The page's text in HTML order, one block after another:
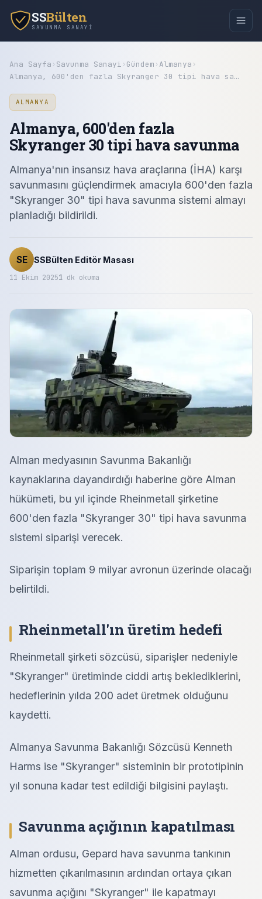
SSBülten
SAVUNMA SANAYI
Ana Sayfa› Savunma Sanayi› Gündem› Almanya›
Almanya, 600'den fazla Skyranger 30 tipi hava sa…
ALMANYA
Almanya, 600'den fazla
Skyranger 30 tipi hava savunma
Almanya'nın insansız hava araçlarına (İHA) karşı
savunmasını güçlendirmek amacıyla 600'den fazla
"Skyranger 30" tipi hava savunma sistemi almayı
planladığı bildirildi.
SE SSBülten Editör Masası
11 Ekim 20251 dk okuma
Alman medyasının Savunma Bakanlığı
kaynaklarına dayandırdığı haberine göre Alman
hükümeti, bu yıl içinde Rheinmetall şirketine
600'den fazla "Skyranger 30" tipi hava savunma
sistemi siparişi verecek.
Siparişin toplam 9 milyar avronun üzerinde olacağı
belirtildi.
Rheinmetall'ın üretim hedefi
Rheinmetall şirketi sözcüsü, siparişler nedeniyle
"Skyranger" üretiminde ciddi artış beklediklerini,
hedeflerinin yılda 200 adet üretmek olduğunu
kaydetti.
Almanya Savunma Bakanlığı Sözcüsü Kenneth
Harms ise "Skyranger" sisteminin bir prototipinin
yıl sonuna kadar test edildiği bilgisini paylaştı.
Savunma açığının kapatılması
Alman ordusu, Gepard hava savunma tankının
hizmetten çıkarılmasının ardından ortaya çıkan
savunma açığını "Skyranger" ile kapatmayı